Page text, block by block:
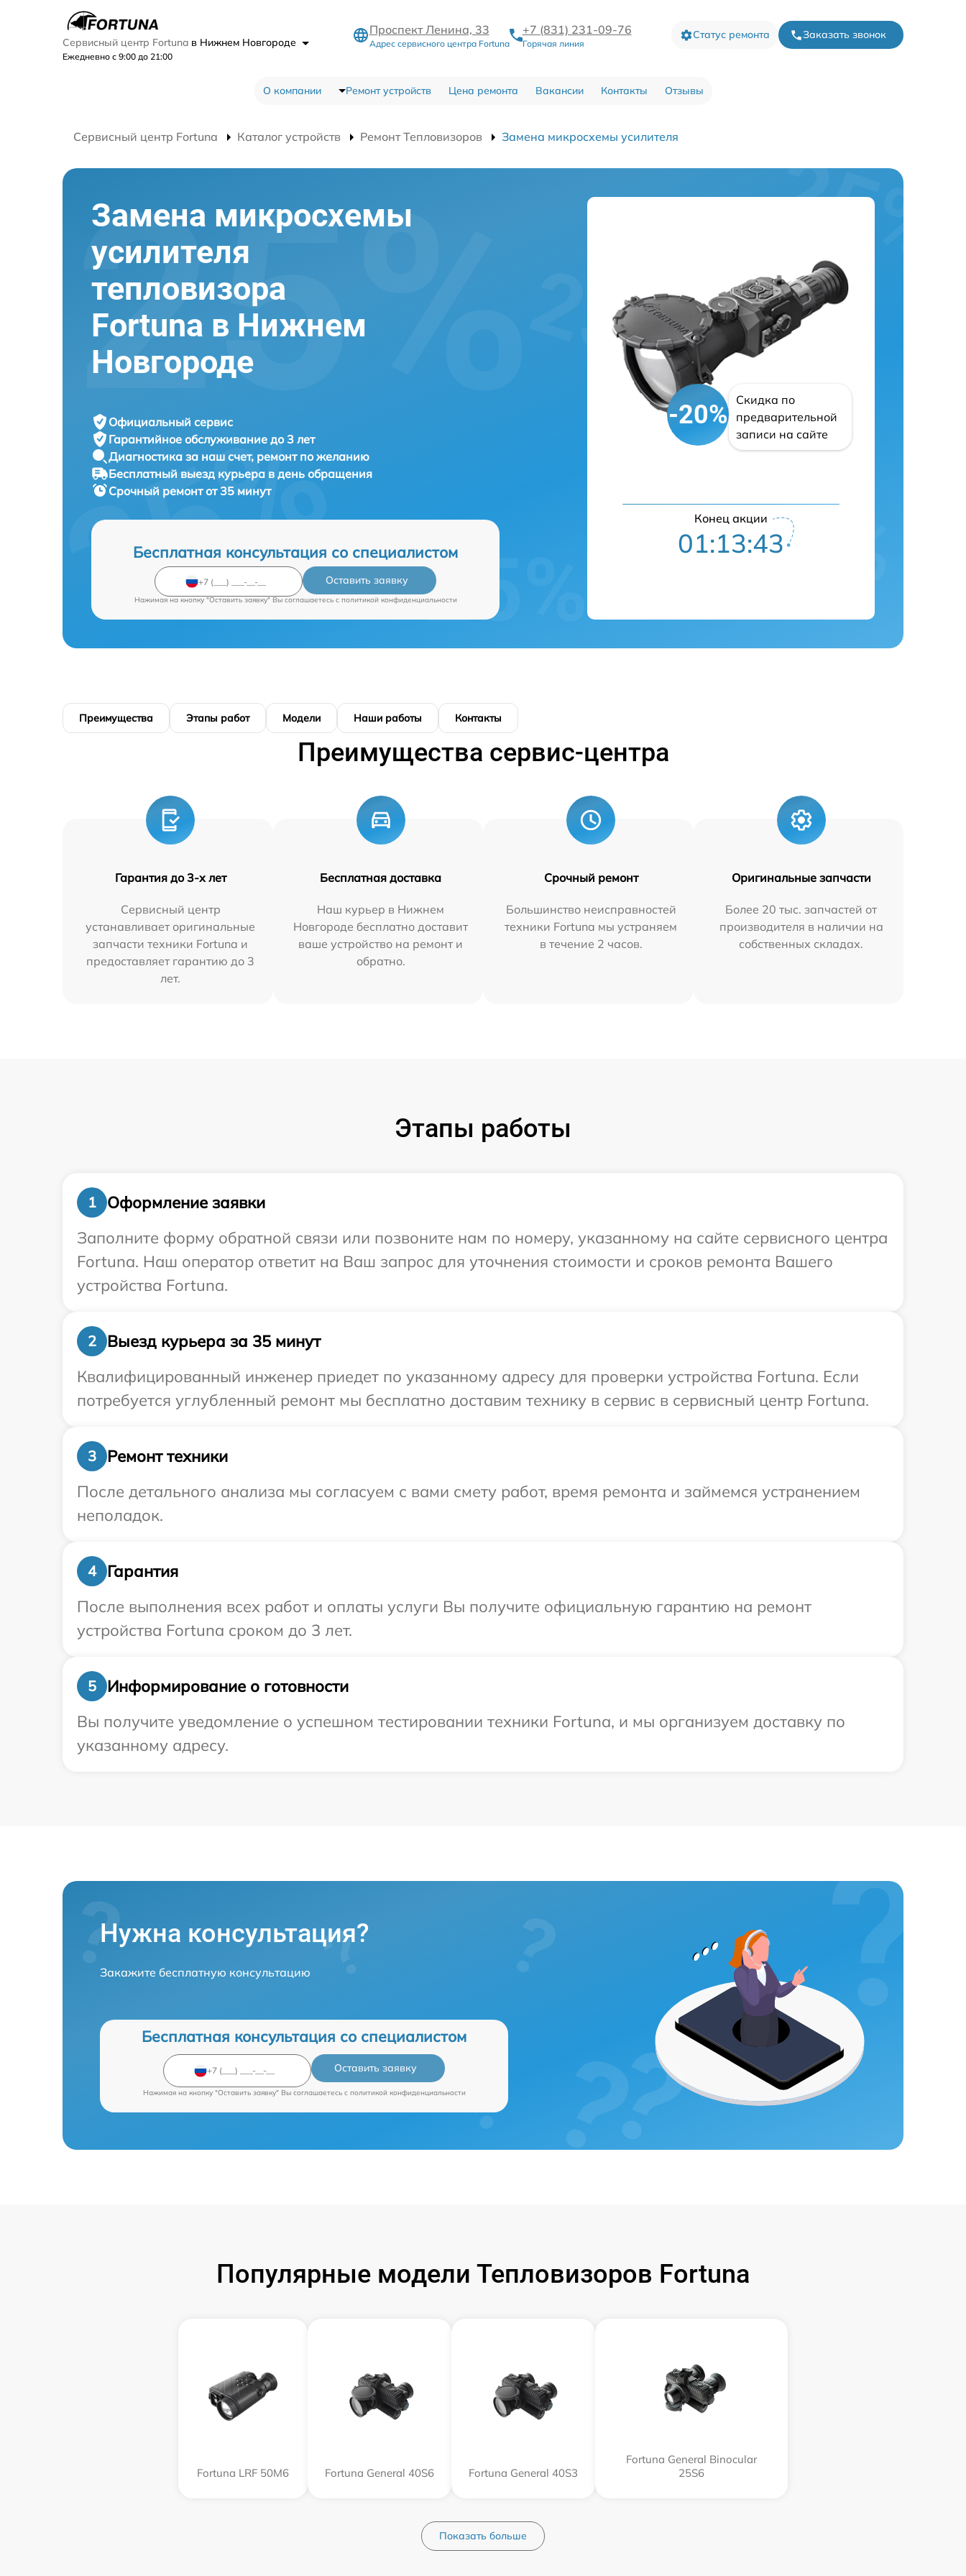
Сервисный центр Fortuna в Нижнем Новгороде
Ежедневно с 9:00 до 21:00
Проспект Ленина, 33
Адрес сервисного центра Fortuna
+7 (831) 231-09-76
Горячая линия
Статус ремонта Заказать звонок
О компании Ремонт устройств Цена ремонта Вакансии Контакты Отзывы
Сервисный центр Fortuna Каталог устройств Ремонт Тепловизоров Замена микросхемы усилителя
Замена микросхемы
усилителя
тепловизора
Fortuna в Нижнем
Новгороде
Официальный сервис
Гарантийное обслуживание до 3 лет
Диагностика за наш счет, ремонт по желанию
Бесплатный выезд курьера в день обращения
Срочный ремонтот 35 минут
Бесплатная консультация со специалистом
Оставить заявку
Нажимая на кнопку "Оставить заявку" Вы соглашаетесь c политикой конфиденциальности
-20%
Скидка по
предварительной
записи на сайте
Конец акции
01:13:41
Преимущества Этапы работ Модели Наши работы Контакты
Преимущества сервис-центра
Гарантия до 3-х лет
Сервисный центр
устанавливает оригинальные
запчасти техники Fortuna и
предоставляет гарантию до 3
лет.
Бесплатная доставка
Наш курьер в Нижнем
Новгороде бесплатно доставит
ваше устройство на ремонт и
обратно.
Срочный ремонт
Большинство неисправностей
техники Fortuna мы устраняем
в течение 2 часов.
Оригинальные запчасти
Более 20 тыс. запчастей от
производителя в наличии на
собственных складах.
Этапы работы
1
Оформление заявки
Заполните форму обратной связи или позвоните нам по номеру, указанному на сайте сервисного центра
Fortuna. Наш оператор ответит на Ваш запрос для уточнения стоимости и сроков ремонта Вашего
устройства Fortuna.
2
Выезд курьера за 35 минут
Квалифицированный инженер приедет по указанному адресу для проверки устройства Fortuna. Если
потребуется углубленный ремонт мы бесплатно доставим технику в сервис в сервисный центр Fortuna.
3
Ремонт техники
После детального анализа мы согласуем с вами смету работ, время ремонта и займемся устранением
неполадок.
4
Гарантия
После выполнения всех работ и оплаты услуги Вы получите официальную гарантию на ремонт
устройства Fortuna сроком до 3 лет.
5
Информирование о готовности
Вы получите уведомление о успешном тестировании техники Fortuna, и мы организуем доставку по
указанному адресу.
Нужна консультация?
Закажите бесплатную консультацию
Бесплатная консультация со специалистом
Оставить заявку
Нажимая на кнопку "Оставить заявку" Вы соглашаетесь c политикой конфиденциальности
Популярные модели Тепловизоров Fortuna
Fortuna LRF 50M6 Fortuna General 40S6 Fortuna General 40S3
Fortuna General Binocular
25S6
Показать больше